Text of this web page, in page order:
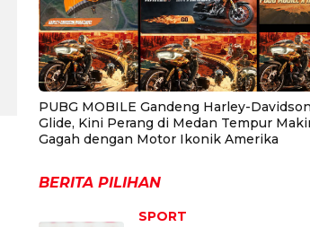
PUBG MOBILE Gandeng Harley-
Glide, Kini Perang di Medan Tempur
Gagah dengan Motor Ikonik Amerika
BERITA PILIHAN
SPORT